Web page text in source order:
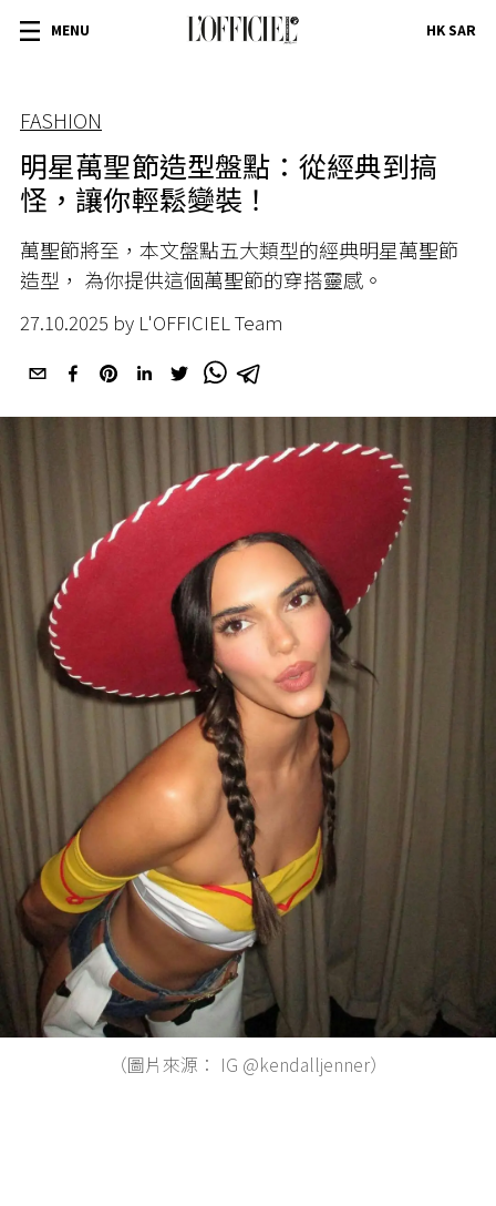
MENU HK SAR
FASHION
明星萬聖節造型盤點：從經典到搞
怪，讓你輕鬆變裝！
萬聖節將至，本文盤點五大類型的經典明星萬聖節
造型， 為你提供這個萬聖節的穿搭靈感。
27.10.2025 by L'OFFICIEL Team
（圖片來源： IG @kendalljenner）